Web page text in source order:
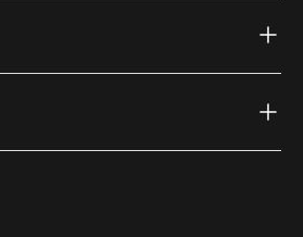
(external link)
Instagram (external link)
on Youtube (external